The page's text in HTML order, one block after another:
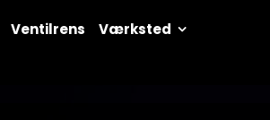
Ventilrens Værksted